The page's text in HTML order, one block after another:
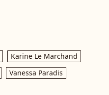
Karine Le Marchand
Vanessa Paradis